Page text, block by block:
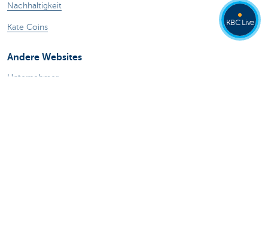
Nachhaltigkeit
Kate Coins
Andere Websites
Unternehmer
KBC Live